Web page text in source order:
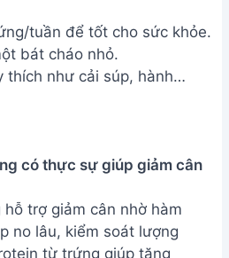
tuần để tốt cho sức khỏe.
bát cháo nhỏ.
thích như cải súp, hành…
có thực sự giúp giảm cân
trợ giảm cân nhờ hàm
no lâu, kiểm soát lượng
từ trứng giúp tăng